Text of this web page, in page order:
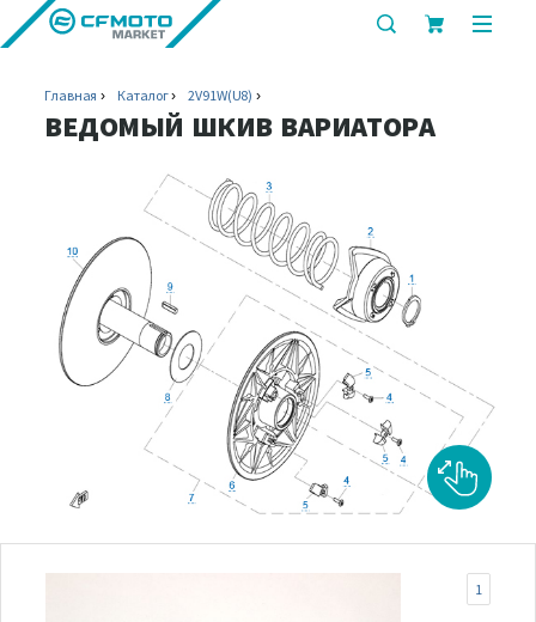
показать
поиска
Главная Каталог 2V91W(U8)
ВЕДОМЫЙ ШКИВ ВАРИАТОРА
1